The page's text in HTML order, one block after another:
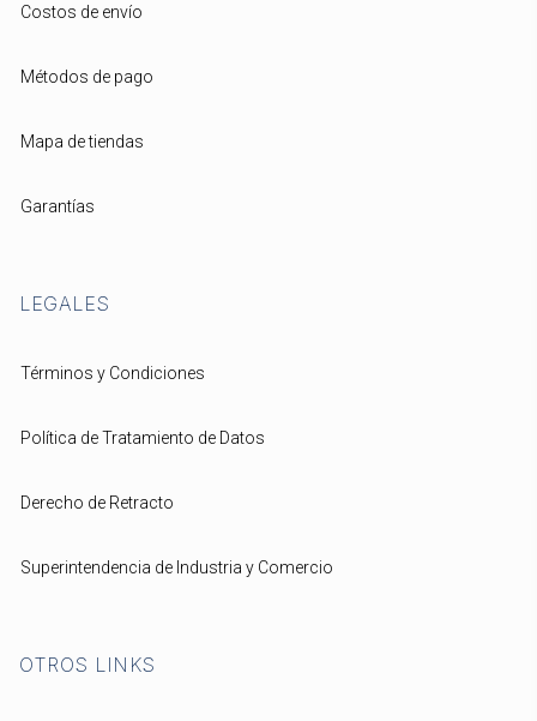
Costos de envío
Métodos de pago
Mapa de tiendas
Garantías
LEGALES
Términos y Condiciones
Política de Tratamiento de Datos
Derecho de Retracto
Superintendencia de Industria y Comercio
OTROS LINKS